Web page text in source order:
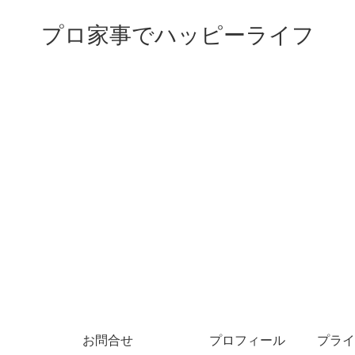
プロ家事でハッピーライフ
お問合せ プロフィール